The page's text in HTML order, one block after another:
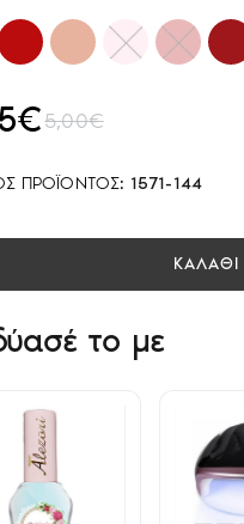
ΠΡΟΪΌΝΤΟΣ: 1571-144
5,00€
ΚΑΛΑΘΙ
το με